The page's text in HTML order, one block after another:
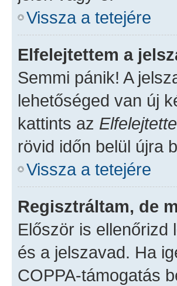
Vissza a tetejére
Elfelejtettem a
Semmi pánik! A
lehetőséged van új
kattints az
rövid időn belül újra
Vissza a tetejére
Regisztráltam, de
Először is ellenőrizd
és a jelszavad. Ha
COPPA-támogatás